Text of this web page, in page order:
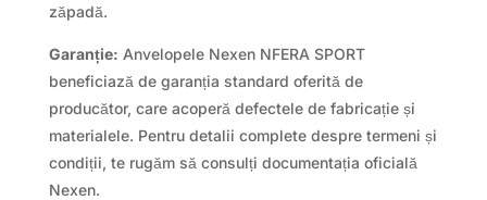
zăpadă.
Garanție: Anvelopele Nexen NFERA SPORT
beneficiază de garanția standard oferită de
producător, care acoperă defectele de fabricație și
materialele. Pentru detalii complete despre termeni și
condiții, te rugăm să consulți documentația oficială
Nexen.